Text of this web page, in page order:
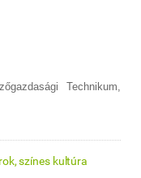
Technikum,
színes kultúra